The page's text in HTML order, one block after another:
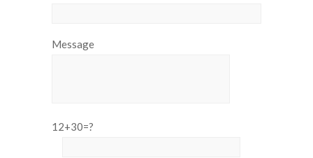
Message
12+30=?